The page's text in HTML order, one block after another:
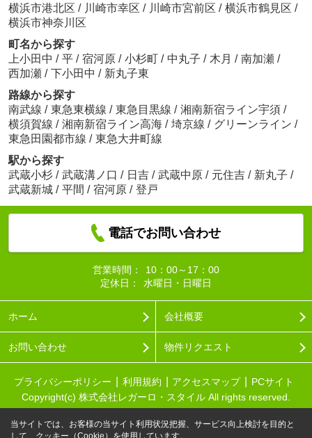
横浜市港北区 / 川崎市幸区 / 川崎市宮前区 / 横浜市鶴見区 /
横浜市神奈川区
町名から探す
上小田中 / 平 / 宿河原 / 小杉町 / 中丸子 / 木月 / 南加瀬 /
西加瀬 / 下小田中 / 新丸子東
路線から探す
南武線 / 東急東横線 / 東急目黒線 / 湘南新宿ライン宇須 /
横須賀線 / 湘南新宿ライン高海 / 埼京線 / グリーンライン /
東急田園都市線 / 東急大井町線
駅から探す
武蔵小杉 / 武蔵溝ノ口 / 日吉 / 武蔵中原 / 元住吉 / 新丸子 /
武蔵新城 / 平間 / 宿河原 / 登戸
電話でお問い合わせ
営業時間：
10：00～17：00
定休日：
水曜日・日曜日
ホーム 会社概要
お問い合わせ 物件リクエスト
プライバシーポリシー 利用規約 アクセスマップ
PCサイト
Copyright(c) 株式会社レガーロ・スタイル All rights reserved.
当サイトでは、お客様の当サイト利用状況把握、サービス向上検討を目的と
して、クッキー（Cookie）を使用しています。